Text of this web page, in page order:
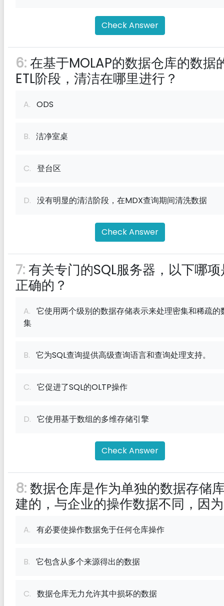
Check Answer
6:在基于MOLAP的数据仓库的数据
ETL阶段，清洁在哪里进行？
A. ODS
B. 洁净室桌
C. 登台区
D. 没有明显的清洁阶段，在MDX查询期间清洗数据
Check Answer
7:有关专门的SQL服务器，以下哪
正确的？
A. 它使用两个级别的数据存储表示来处理密集和稀疏的
集
B. 它为SQL查询提供高级查询语言和查询处理支持。
C. 它促进了SQL的OLTP操作
D. 它使用基于数组的多维存储引擎
Check Answer
8:数据仓库是作为单独的数据存储
建的，与企业的操作数据不同，因
A. 有必要使操作数据免于任何仓库操作
B. 它包含从多个来源得出的数据
C. 数据仓库无力允许其中损坏的数据